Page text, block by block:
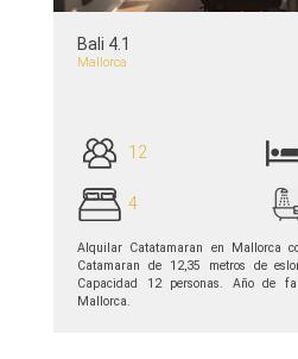
Bali 4.1
Mallorca
12
4
Alquilar Catatamaran en Mallorca
Сatamaran de 12,35 metros de
Capacidad 12 personas. Año de
Mallorca.